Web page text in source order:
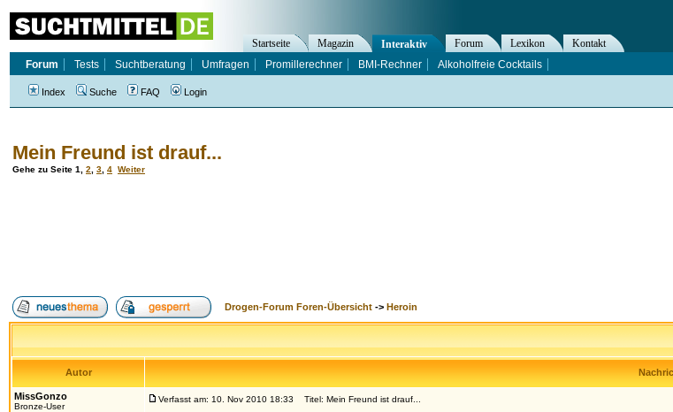
Mein Freund ist drauf...
Gehe zu Seite 1 2 3 4 Weiter
Drogen-Forum Foren-Übersicht -> Heroin
Autor
MissGonzo
Bronze-User
Verfasst am: 10. Nov 2010 18:33 Titel: Mein Freund ist drauf...
Startseite Magazin Interaktiv Forum Lexikon
Kontakt
Forum
Tests Suchtberatung Umfragen Promillerechner BMI-Rechner Alkoholfreie Cocktails
Index Suche FAQ Login